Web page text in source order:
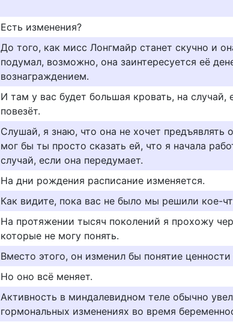
Есть изменения?
До того, как мисс Лонгмайр станет скучно и
подумал, возможно, она заинтересуется её
вознаграждением.
И там у вас будет большая кровать, на случай,
повезёт.
Слушай, я знаю, что она не хочет предъявлять
мог бы ты просто сказать ей, что я начала
случай, если она передумает.
На дни рождения расписание изменяется.
Как видите, пока вас не было мы решили кое-
На протяжении тысяч поколений я прохожу
которые не могу понять.
Вместо этого, он изменил бы понятие ценности
Но оно всё меняет.
Активность в миндалевидном теле обычно
гормональных изменениях во время